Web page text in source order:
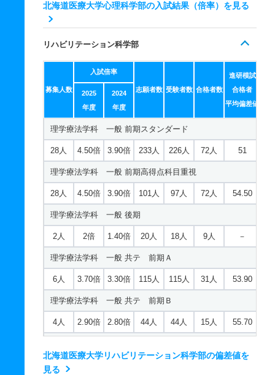
臨床心理学科 推薦 学校推薦型一般
10人 1倍 1倍 －
北海道医療大学心理科学部の入試結果（倍率）を見る
リハビリテーション科学部
募集人数
入試倍率
志願者数 受験者数 合格者数
進研模試
合格者
平均偏差値
2025
年度
2024
年度
理学療法学科 一般 前期スタンダード
28人 4.50倍 3.90倍 233人 226人 72人 51
理学療法学科 一般 前期高得点科目重視
28人 4.50倍 3.90倍 101人 97人 72人 54.50
理学療法学科 一般 後期
2人 2倍 1.40倍 20人 18人 9人 －
理学療法学科 一般 共テ 前期Ａ
6人 3.70倍 3.30倍 115人 115人 31人 53.90
理学療法学科 一般 共テ 前期Ｂ
4人 2.90倍 2.80倍 44人 44人 15人 55.70
2人
北海道医療大学リハビリテーション科学部の偏差値を
見る